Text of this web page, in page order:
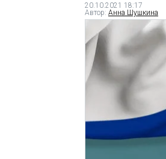
20.10.2021 18:17
Автор: Анна Шушкина